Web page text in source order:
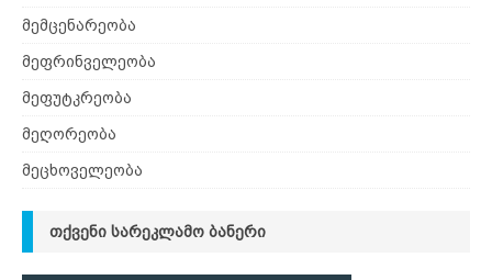
მემცენარეობა
მეფრინველეობა
მეფუტკრეობა
მეღორეობა
მეცხოველეობა
ᲗᲥᲕᲔᲜᲘ ᲡᲐᲠᲔᲙᲚᲐᲛᲝ ᲑᲐᲜᲔᲠᲘ